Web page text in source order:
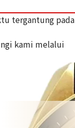
tergantung pada
kami melalui